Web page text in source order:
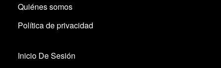
Quiénes somos
Política de privacidad
Inicio De Sesión